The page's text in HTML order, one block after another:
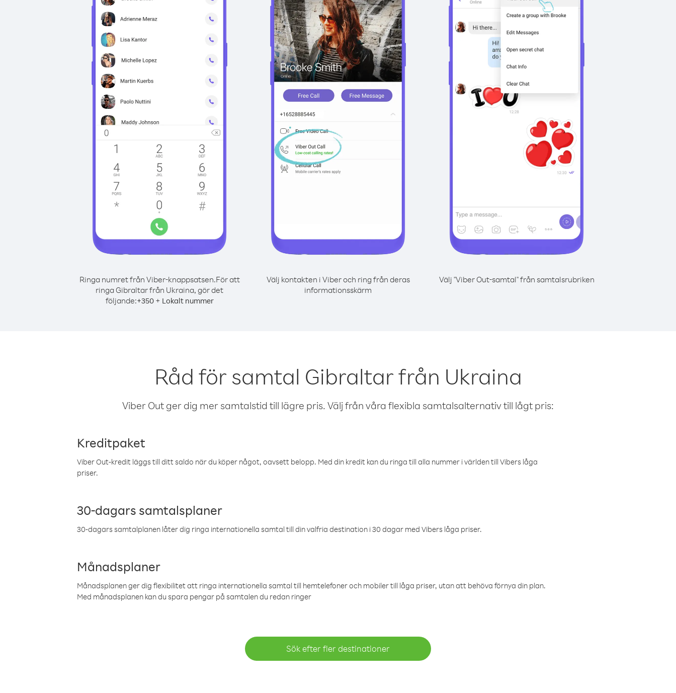
Ringa numret från Viber-knappsatsen.För att
ringa Gibraltar från Ukraina, gör det
följande:+350+ Lokalt nummer
Välj kontakten i Viber och ring från deras
informationsskärm
Välj "Viber Out-samtal" från samtalsrubriken
Råd för samtal Gibraltar från Ukraina
Viber Out ger dig mer samtalstid till lägre pris. Välj från våra flexibla samtalsalternativ till lågt pris:
Kreditpaket
Viber Out-kredit läggs till ditt saldo när du köper något, oavsett belopp. Med din kredit kan du ringa till alla nummer i världen till Vibers låga
priser.
30-dagars samtalsplaner
30-dagars samtalplanen låter dig ringa internationella samtal till din valfria destination i 30 dagar med Vibers låga priser.
Månadsplaner
Månadsplanen ger dig flexibilitet att ringa internationella samtal till hemtelefoner och mobiler till låga priser, utan att behöva förnya din plan.
Med månadsplanen kan du spara pengar på samtalen du redan ringer
Sök efter fler destinationer